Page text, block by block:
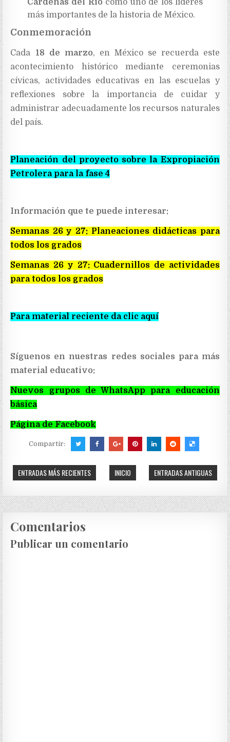
Cárdenas del Ríocomo uno de los líderes
más importantes de la historia de México.
Conmemoración
Cada 18 de marzo, en México se recuerda este
acontecimiento histórico mediante ceremonias
cívicas, actividades educativas en las escuelas y
reflexiones sobre la importancia de cuidar y
administrar adecuadamente los recursos naturales
del país.
Planeación del proyecto sobre la Expropiación
Petrolera para la fase 4
Información que te puede interesar:
Semanas 26 y 27: Planeaciones didácticas para
todos los grados
Semanas 26 y 27: Cuadernillos de actividades
para todos los grados
Para material reciente da clic aquí
Síguenos en nuestras redes sociales para más
material educativo:
Nuevos grupos de WhatsApp para educación
básica
Página de Facebook
Compartir:
ENTRADAS MÁS RECIENTES ENTRADAS ANTIGUAS
INICIO
Comentarios
Publicar un comentario